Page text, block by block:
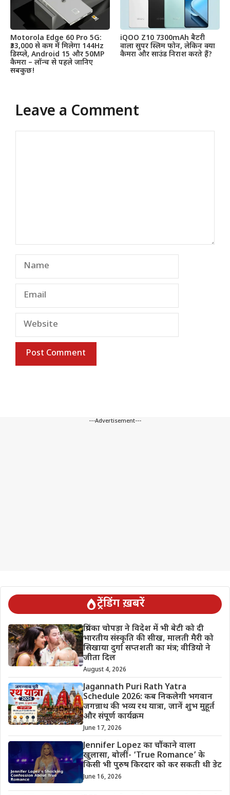
Motorola Edge 60 Pro 5G:
₹33,000 से कम में मिलेगा 144Hz
डिस्प्ले, Android 15 और 50MP
कैमरा – लॉन्च से पहले जानिए
सबकुछ!
iQOO Z10 7300mAh बैटरी
वाला सुपर स्लिम फोन, लेकिन क्या
कैमरा और साउंड निराश करते हैं?
Leave a Comment
Name
Email
Website
---Advertisement---
ट्रेंडिंग ख़बरें
प्रियंका चोपड़ा ने विदेश में भी बेटी को दी
भारतीय संस्कृति की सीख, मालती मैरी को
सिखाया दुर्गा सप्तशती का मंत्र; वीडियो ने
जीता दिल
August 4, 2026
Jagannath Puri Rath Yatra
Schedule 2026: कब निकलेगी भगवान
जगन्नाथ की भव्य रथ यात्रा, जानें शुभ मुहूर्त
और संपूर्ण कार्यक्रम
June 17, 2026
Jennifer Lopez का चौंकाने वाला
खुलासा, बोलीं- ‘True Romance’ के
किसी भी पुरुष किरदार को कर सकती थी डेट
June 16, 2026